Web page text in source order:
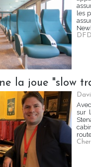
les
la joue "slow
sur